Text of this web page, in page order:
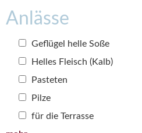
Anlässe
Geflügel helle Soße
Helles Fleisch (Kalb)
Pasteten
Pilze
für die Terrasse